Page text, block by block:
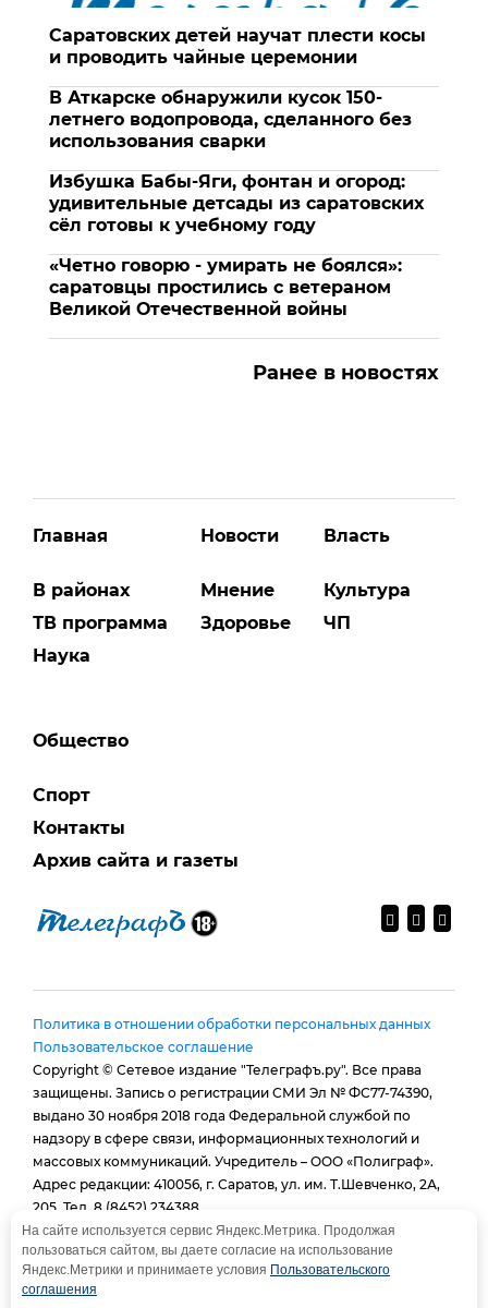
Саратовских детей научат плести косы
и проводить чайные церемонии
В Аткарске обнаружили кусок 150-
летнего водопровода, сделанного без
использования сварки
Избушка Бабы-Яги, фонтан и огород:
удивительные детсады из саратовских
сёл готовы к учебному году
«Четно говорю - умирать не боялся»:
саратовцы простились с ветераном
Великой Отечественной войны
Ранее в новостях
Главная
В районах
ТВ программа
Наука
Новости
Мнение
Здоровье
Власть
Культура
ЧП
Общество
Спорт
Контакты
Архив сайта и газеты
Политика в отношении обработки персональных данных
Пользовательское соглашение
Copyright © Сетевое издание "Телеграфъ.ру". Все права
защищены. Запись о регистрации СМИ Эл № ФС77-74390,
выдано 30 ноября 2018 года Федеральной службой по
надзору в сфере связи, информационных технологий и
массовых коммуникаций. Учредитель – ООО «Полиграф».
Адрес редакции: 410056, г. Саратов, ул. им. Т.Шевченко, 2А,
205. Тел. 8 (8452) 234388.
E-mail: provtelegraf@gmail.com
И.о. главного редактора: Голубева Е. В.
При использовании материалов сайта - гиперссылка
обязательна
На сайте используется сервис Яндекс.Метрика. Продолжая
пользоваться сайтом, вы даете согласие на использование
Яндекс.Метрики и принимаете условия Пользовательского
соглашения